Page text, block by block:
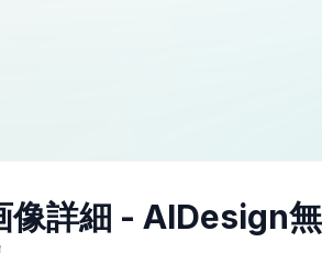
像詳細 - AIDesign